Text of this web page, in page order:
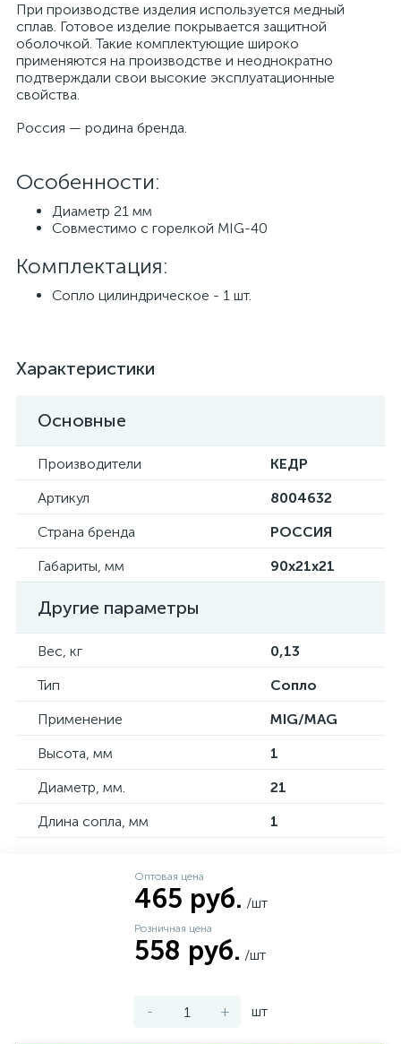
При производстве изделия используется медный
сплав. Готовое изделие покрывается защитной
оболочкой. Такие комплектующие широко
применяются на производстве и неоднократно
подтверждали свои высокие эксплуатационные
свойства.
Россия — родина бренда.
Особенности:
Диаметр 21 мм
Совместимо с горелкой MIG-40
Комплектация:
Сопло цилиндрическое - 1 шт.
Характеристики
Основные
Производители
КЕДР
Артикул
8004632
Страна бренда
РОССИЯ
Габариты, мм
90х21х21
Другие параметры
Вес, кг
0,13
Тип
Сопло
Применение
MIG/MAG
Высота, мм
1
Диаметр, мм.
21
Длина сопла, мм
1
Оптовая цена
465 руб. /шт
Розничная цена
558 руб. /шт
- + шт